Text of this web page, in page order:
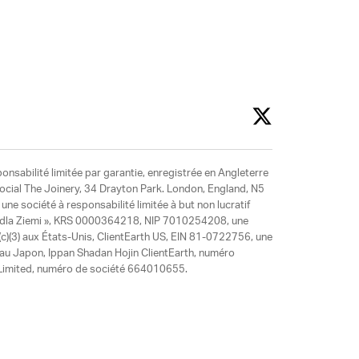
limitée par garantie, enregistrée en Angleterre
The Joinery, 34 Drayton Park. London, England, N5
société à responsabilité limitée à but non lucratif
Ziemi », KRS 0000364218, NIP 7010254208, une
aux États-Unis, ClientEarth US, EIN 81-0722756, une
Japon, Ippan Shadan Hojin ClientEarth, numéro
numéro de société 664010655.